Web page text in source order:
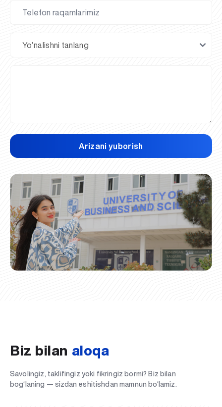
Arizani yuborish
Biz bilan aloqa
Savolingiz, taklifingiz yoki fikringiz bormi? Biz bilan
bog‘laning — sizdan eshitishdan mamnun bo‘lamiz.